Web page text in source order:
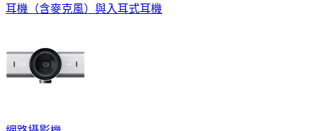
耳機（含麥克風）與入耳式耳機